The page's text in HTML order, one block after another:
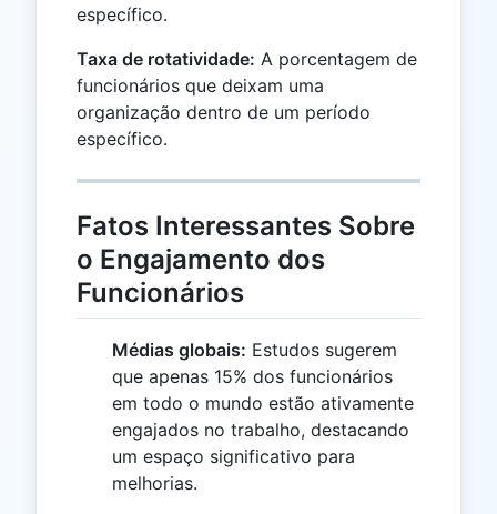
específico.
Taxa de rotatividade: A porcentagem de
funcionários que deixam uma
organização dentro de um período
específico.
Fatos Interessantes Sobre
o Engajamento dos
Funcionários
Médias globais: Estudos sugerem
que apenas 15% dos funcionários
em todo o mundo estão ativamente
engajados no trabalho, destacando
um espaço significativo para
melhorias.